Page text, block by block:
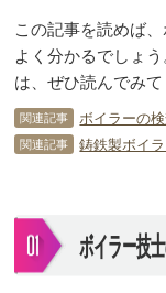
この記事を読めば
よく分かるでしょ
は、ぜひ読んでみて
関連記事
関連記事 鋳鉄製ボイ
ボイラー技